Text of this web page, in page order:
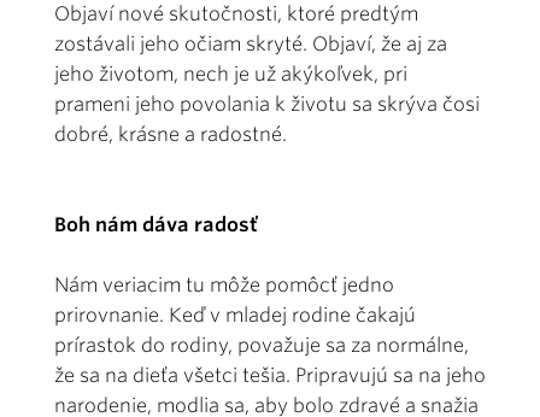
Objaví nové skutočnosti, ktoré predtým
zostávali jeho očiam skryté. Objaví, že aj za
jeho životom, nech je už akýkoľvek, pri
prameni jeho povolania k životu sa skrýva čosi
dobré, krásne a radostné.
Boh nám dáva radosť
Nám veriacim tu môže pomôcť jedno
prirovnanie. Keď v mladej rodine čakajú
prírastok do rodiny, považuje sa za normálne,
že sa na dieťa všetci tešia. Pripravujú sa na jeho
narodenie, modlia sa, aby bolo zdravé a snažia